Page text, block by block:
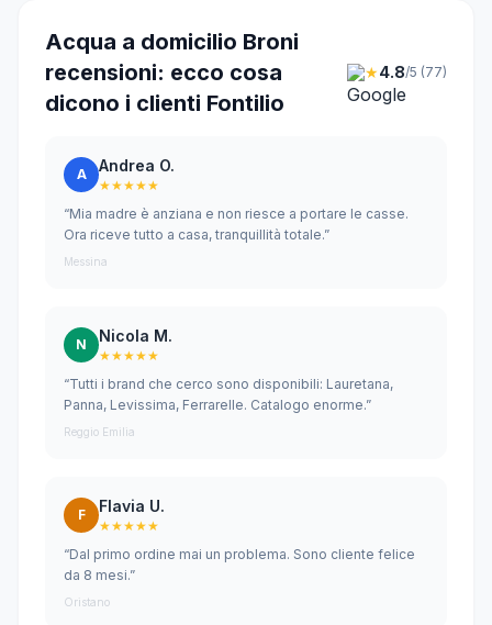
Acqua a domicilio Broni
recensioni: ecco cosa
dicono i clienti Fontilio
★4.8/5 (77)
A Andrea O.
★★★★★
“Mia madre è anziana e non riesce a portare le casse.
Ora riceve tutto a casa, tranquillità totale.”
Messina
N Nicola M.
★★★★★
“Tutti i brand che cerco sono disponibili: Lauretana,
Panna, Levissima, Ferrarelle. Catalogo enorme.”
Reggio Emilia
F Flavia U.
★★★★★
“Dal primo ordine mai un problema. Sono cliente felice
da 8 mesi.”
Oristano